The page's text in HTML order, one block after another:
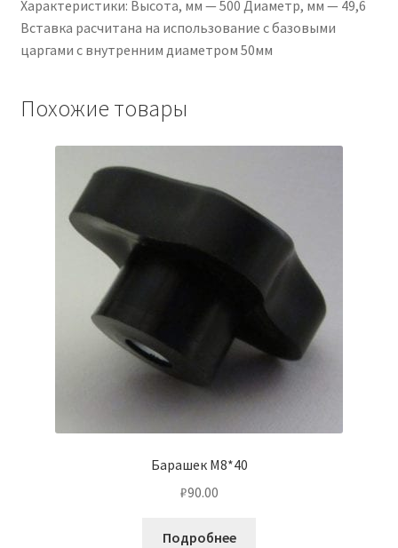
Характеристики: Высота, мм — 500 Диаметр, мм — 49,6
Вставка расчитана на использование с базовыми
царгами с внутренним диаметром 50мм
Похожие товары
Барашек M8*40
₽90.00
Подробнее